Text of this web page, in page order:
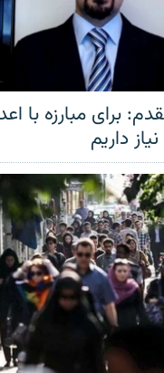
برای مبارزه با
داریم